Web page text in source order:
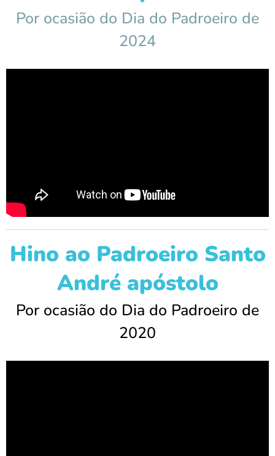
Por ocasião do Dia do Padroeiro de
2024
Hino ao Padroeiro Santo
André apóstolo
Por ocasião do Dia do Padroeiro de
2020